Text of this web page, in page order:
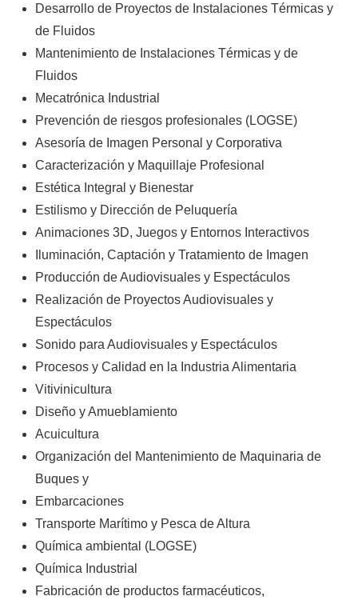
Desarrollo de Proyectos de Instalaciones Térmicas y
de Fluidos
Mantenimiento de Instalaciones Térmicas y de
Fluidos
Mecatrónica Industrial
Prevención de riesgos profesionales (LOGSE)
Asesoría de Imagen Personal y Corporativa
Caracterización y Maquillaje Profesional
Estética Integral y Bienestar
Estilismo y Dirección de Peluquería
Animaciones 3D, Juegos y Entornos Interactivos
Iluminación, Captación y Tratamiento de Imagen
Producción de Audiovisuales y Espectáculos
Realización de Proyectos Audiovisuales y
Espectáculos
Sonido para Audiovisuales y Espectáculos
Procesos y Calidad en la Industria Alimentaria
Vitivinicultura
Diseño y Amueblamiento
Acuicultura
Organización del Mantenimiento de Maquinaria de
Buques y
Embarcaciones
Transporte Marítimo y Pesca de Altura
Química ambiental (LOGSE)
Química Industrial
Fabricación de productos farmacéuticos,